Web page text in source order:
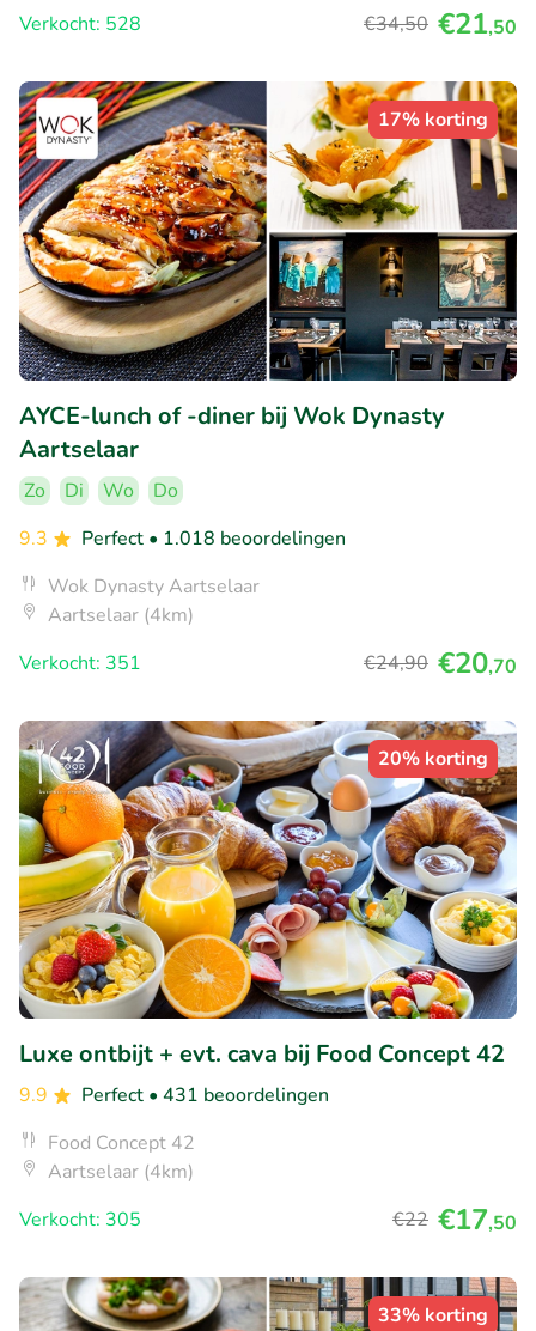
Verkocht: 528 €34,50 €21,50
17% korting
AYCE-lunch of -diner bij Wok Dynasty
Aartselaar
Zo Di Wo
Do
9.3
Perfect • 1.018 beoordelingen
Wok Dynasty Aartselaar
Aartselaar (4km)
Verkocht: 351
€24,90 €20,70
20% korting
Luxe ontbijt + evt. cava bij Food Concept 42
9.9 Perfect • 431 beoordelingen
Food Concept 42
Aartselaar (4km)
Verkocht: 305
€22 €17,50
33% korting